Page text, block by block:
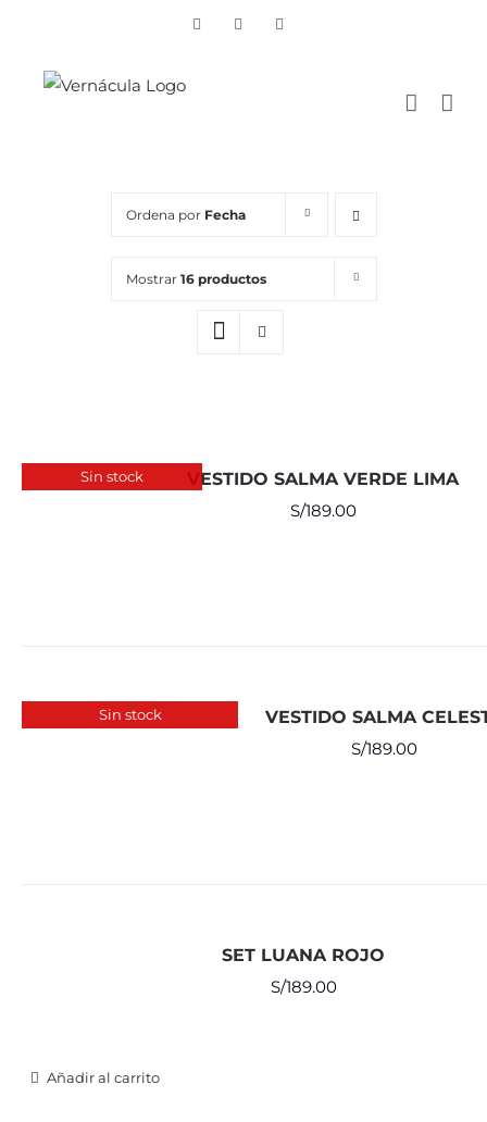
content
Vimeo Facebook
Ordena por Fecha
Mostrar 16 productos
Sin stock
VESTIDO SALMA VERDE LIMA
S/189.00
Sin stock
VESTIDO SALMA
S/189.00
SET LUANA ROJO
S/189.00
Añadir al carrito